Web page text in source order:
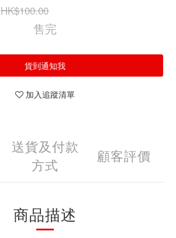
HK$100.00
售完
貨到通知我
加入追蹤清單
送貨及付款
方式
顧客評價
商品描述